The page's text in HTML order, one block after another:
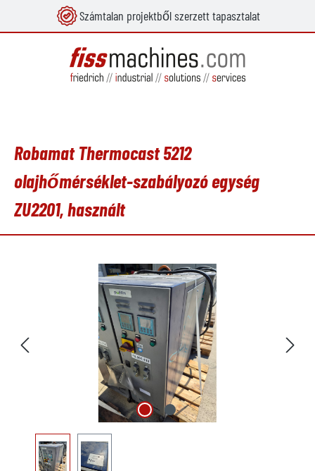
Számtalan projektből szerzett tapasztalat
Robamat Thermocast 5212
olajhőmérséklet-szabályozó egység
ZU2201, használt
Képgaléria kihagyása